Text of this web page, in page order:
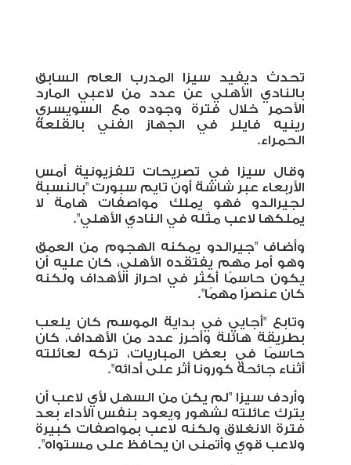
تحدث ديفيد سيزا المدرب العام السابق
بالنادي الأهلي عن عدد من لاعبي المارد
الأحمر خلال فترة وجوده مع السويسري
رينيه فايلر في الجهاز الفني بالقلعة
الحمراء.
وقال سيزا في تصريحات تلفزيونية أمس
الأربعاء عبر شاشة أون تايم سبورت "بالنسبة
لجيرالدو فهو يملك مواصفات هامة لا
يملكها لاعب مثله في النادي الأهلي".
وأضاف "جيرالدو يمكنه الهجوم من العمق
وهو أمر مهم يفتقده الأهلي، كان عليه أن
يكون حاسمًا أكثر في احراز الأهداف ولكنه
كان عنصرًا مهمًا".
وتابع "أجايي في بداية الموسم كان يلعب
بطريقة هائلة وأحرز عدد من الأهداف، كان
حاسمًا في بعض المباريات، تركه لعائلته
أثناء جائحة كورونا أثر على أدائه".
وأردف سيزا "لم يكن من السهل لأي لاعب أن
يترك عائلته لشهور ويعود بنفس الأداء بعد
فترة الانغلاق ولكنه لاعب بمواصفات كبيرة
ولاعب قوي وأتمنى ان يحافظ على مستواه".